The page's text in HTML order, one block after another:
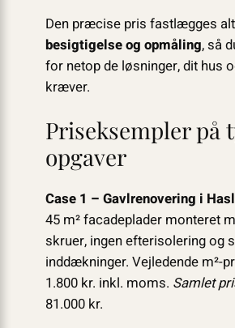
Den præcise pris fastlægges
besigtigelse og opmåling, så
for netop de løsninger, dit hus
kræver.
Priseksempler på
opgaver
Case 1 – Gavlrenovering i
45 m² facadeplader monteret
skruer, ingen efterisolering og
inddækninger. Vejledende m²-
1.800 kr. inkl. moms. Samlet
81.000 kr.